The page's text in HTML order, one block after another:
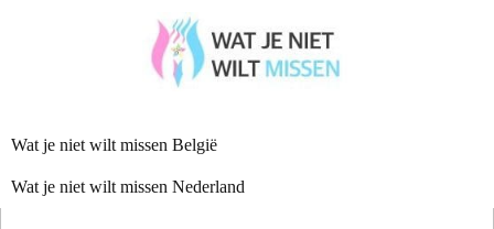
Wat je niet wilt missen België
Wat je niet wilt missen Nederland